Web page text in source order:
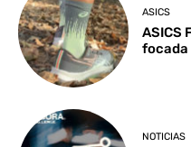
ASICS
ASICS
focada
NOTICIAS